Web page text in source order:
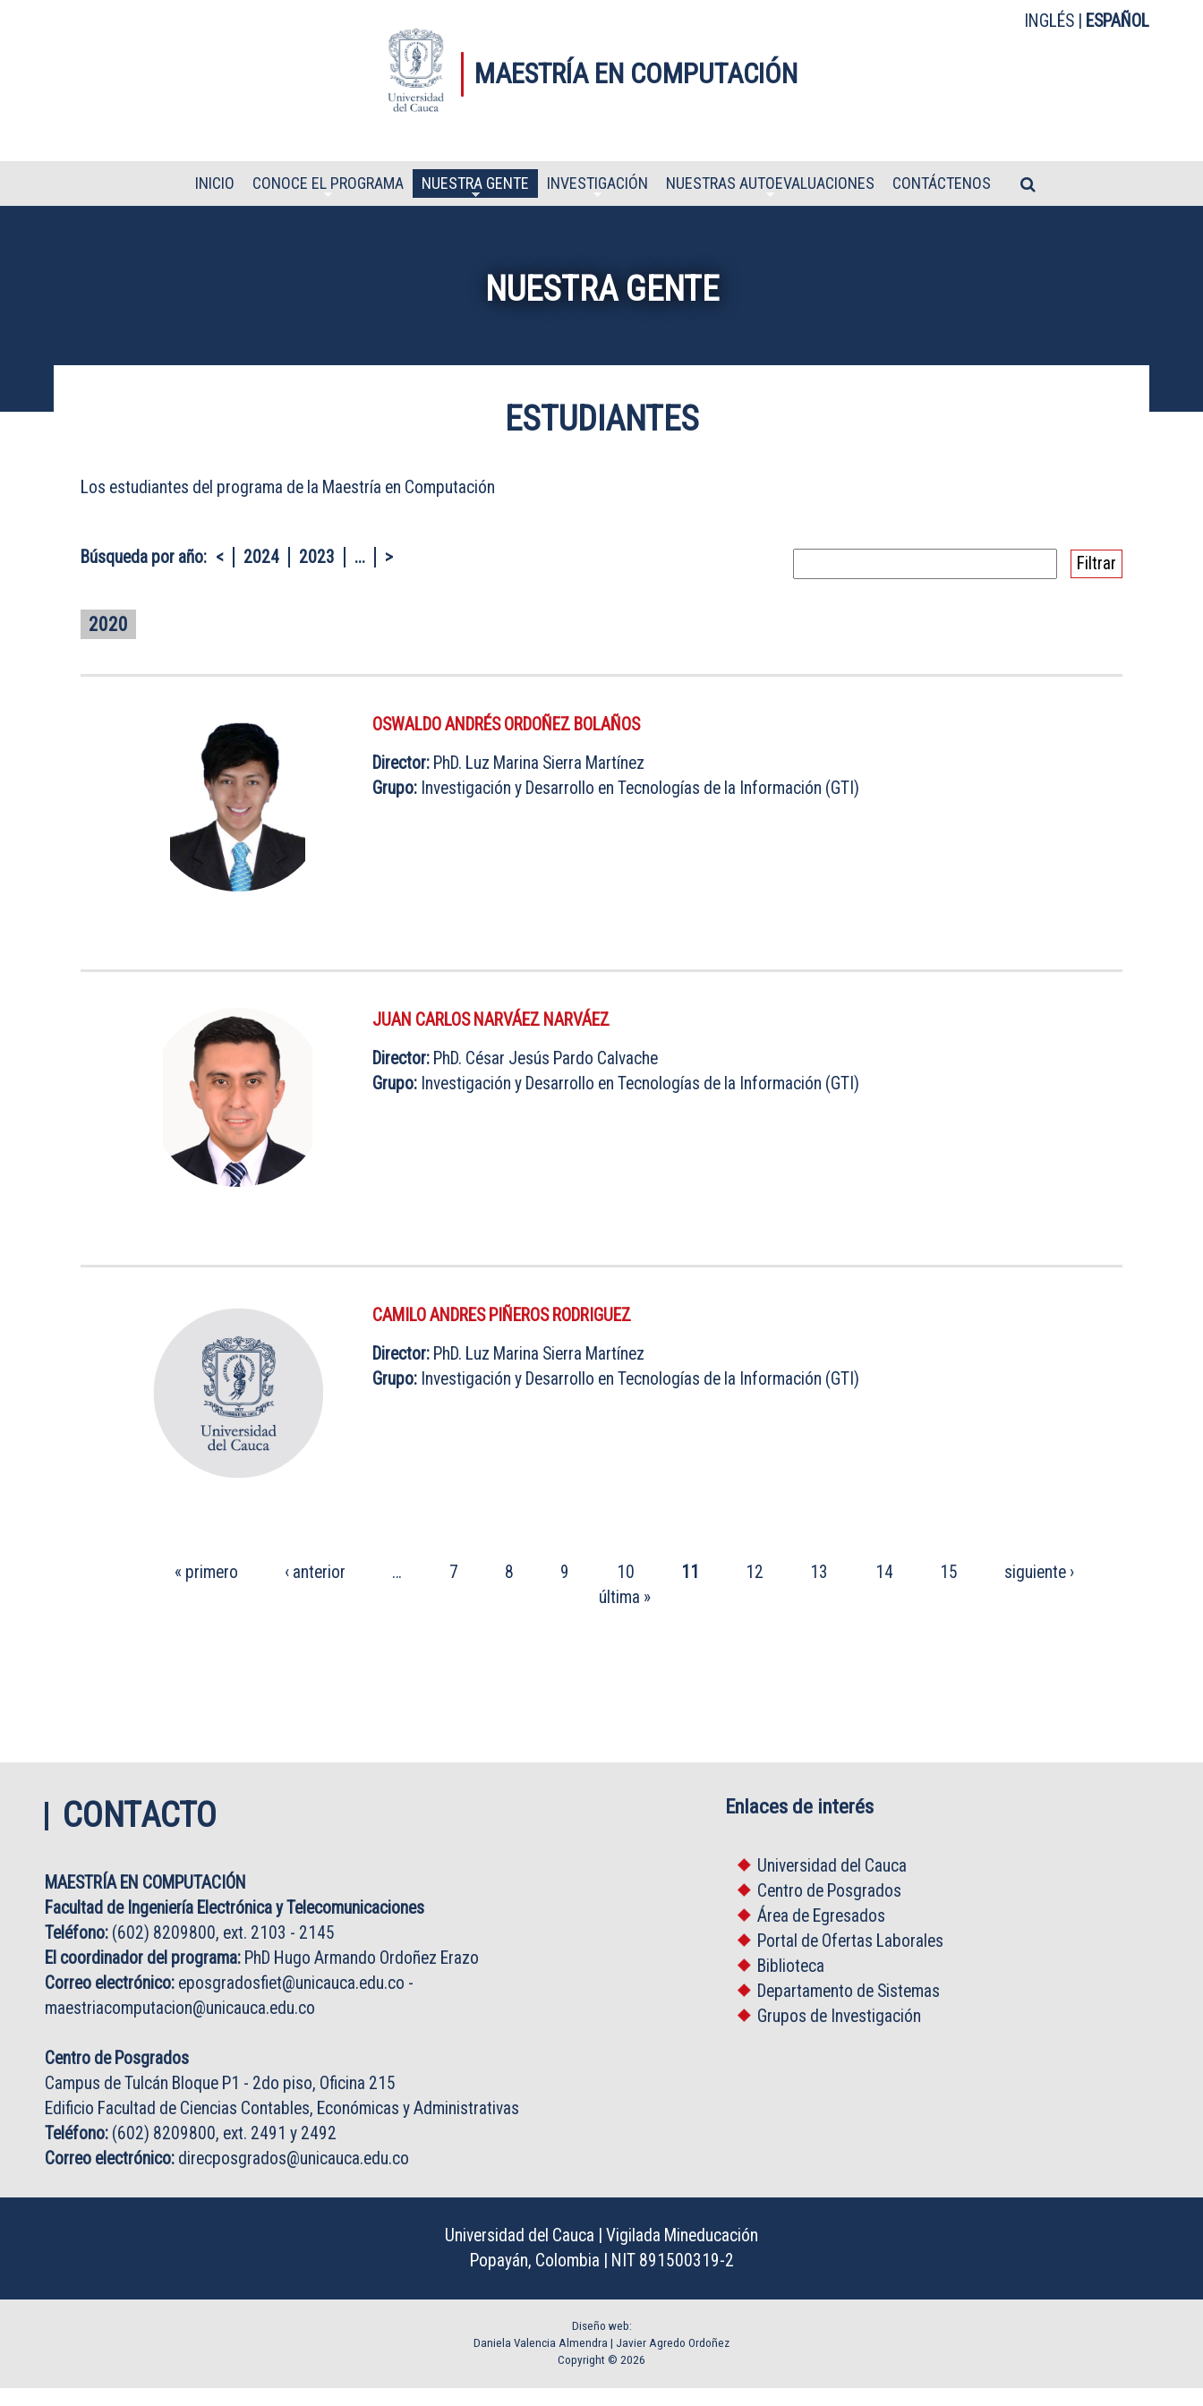
INGLÉS ESPAÑOL
MAESTRÍA EN COMPUTACIÓN
INICIO CONOCE EL PROGRAMA NUESTRA GENTE INVESTIGACIÓN NUESTRAS AUTOEVALUACIONES CONTÁCTENOS
NUESTRA GENTE
ESTUDIANTES
Los estudiantes del programa de la Maestría en Computación
Búsqueda por año: < 2024 2023 ... >
2020
OSWALDO ANDRÉS ORDOÑEZ BOLAÑOS
Director: PhD. Luz Marina Sierra Martínez
Grupo: Investigación y Desarrollo en Tecnologías de la Información (GTI)
JUAN CARLOS NARVÁEZ NARVÁEZ
Director: PhD. César Jesús Pardo Calvache
Grupo: Investigación y Desarrollo en Tecnologías de la Información (GTI)
CAMILO ANDRES PIÑEROS RODRIGUEZ
Director: PhD. Luz Marina Sierra Martínez
Grupo: Investigación y Desarrollo en Tecnologías de la Información (GTI)
« primero ‹ anterior … 7 8 9 10 11 12 13 14 15
siguiente ›
última »
CONTACTO
MAESTRÍA EN COMPUTACIÓN
Facultad de Ingeniería Electrónica y Telecomunicaciones
Teléfono: (602) 8209800, ext. 2103 - 2145
El coordinador del programa: PhD Hugo Armando Ordoñez Erazo
Correo electrónico: eposgradosfiet@unicauca.edu.co -
maestriacomputacion@unicauca.edu.co
Centro de Posgrados
Campus de Tulcán Bloque P1 - 2do piso, Oficina 215
Edificio Facultad de Ciencias Contables, Económicas y Administrativas
Teléfono: (602) 8209800, ext. 2491 y 2492
Correo electrónico: direcposgrados@unicauca.edu.co
Enlaces de interés
Universidad del Cauca
Centro de Posgrados
Área de Egresados
Portal de Ofertas Laborales
Biblioteca
Departamento de Sistemas
Grupos de Investigación
Universidad del Cauca | Vigilada Mineducación
Popayán, Colombia | NIT 891500319-2
Diseño web:
Daniela Valencia Almendra | Javier Agredo Ordoñez
Copyright © 2026